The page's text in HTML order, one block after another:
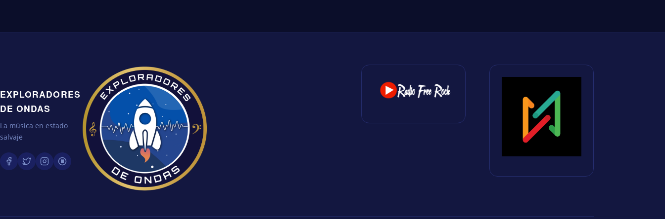
EXPLORADORES
DE ONDAS
La música en estado
salvaje